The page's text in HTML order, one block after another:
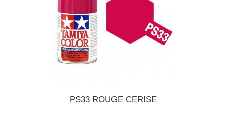
PS33 ROUGE CERISE